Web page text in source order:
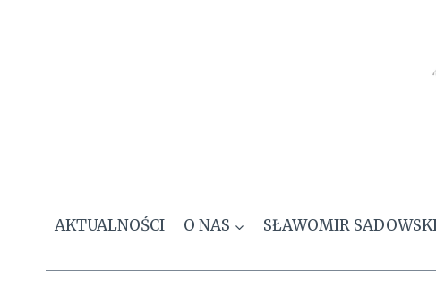
AKTUALNOŚCI O NAS SŁAWOMIR